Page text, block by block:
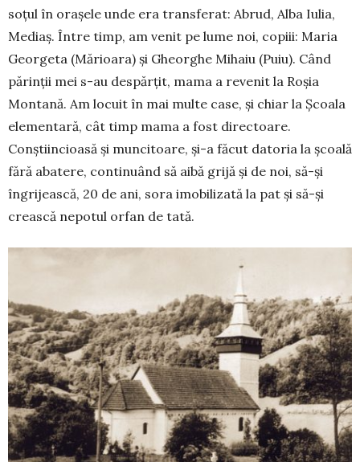
soțul în orașele unde era transferat: Abrud, Alba Iulia,
Mediaș. Între timp, am venit pe lume noi, copiii: Maria
Georgeta (Mărioara) și Gheorghe Mihaiu (Puiu). Când
părinții mei s-au despărțit, mama a revenit la Roșia
Montană. Am locuit în mai multe case, și chiar la Școa­la
elementară, cât timp mama a fost directoare.
Conștiincioasă și muncitoare, și-a făcut datoria la școa­lă
fără abatere, continuând să aibă grijă și de noi, să-și
îngrijească, 20 de ani, sora imo­bilizată la pat și să-și
crească nepotul orfan de tată.